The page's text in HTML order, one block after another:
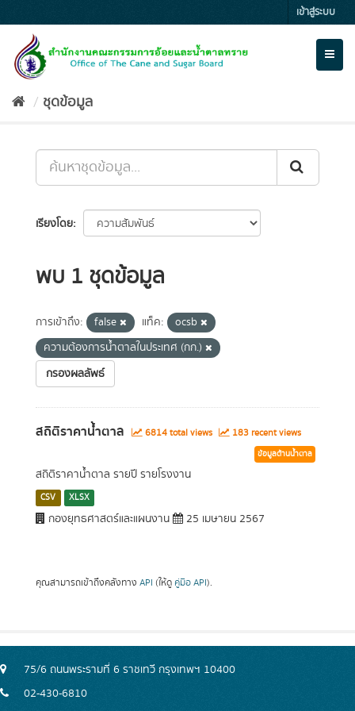
to
content
เข้าสู่ระบบ
ชุดข้อมูล
เรียงโดย
พบ 1 ชุดข้อมูล
การเข้าถึง: false แท็ค:
ocsb
ความต้องการน้ำตาลในประเทศ (กก.)
กรองผลลัพธ์
สถิติราคาน้ำตาล 6814 total views 183 recent views
ข้อมูลด้านน้ำตาล
สถิติราคาน้ำตาล รายปี รายโรงงาน
CSV XLSX
กองยุทธศาสตร์และแผนงาน 25 เมษายน 2567
คุณสามารถเข้าถึงคลังทาง API (ให้ดู คู่มือ API).
75/6 ถนนพระรามที่ 6 ราชเทวี กรุงเทพฯ 10400
02-430-6810